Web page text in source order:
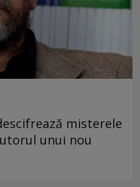
misterele
unui nou